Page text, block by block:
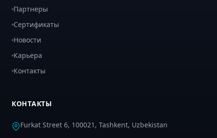
Партнеры
Сертификаты
Новости
Карьера
Контакты
КОНТАКТЫ
Furkat Street 6, 100021, Tashkent, Uzbekistan